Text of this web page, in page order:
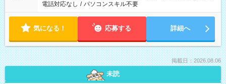
電話対応なし / パソコンスキル不要
気になる！ 応募する 詳細へ
掲載日：2026.08.06
未読